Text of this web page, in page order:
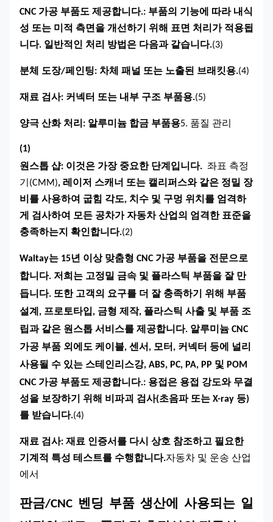
CNC 가공 부품도 제공합니다.: 부품의 기능에 따라 내식
성 또는 미적 측면을 개선하기 위해 표면 처리가 적용됩
니다. 일반적인 처리 방법은 다음과 같습니다.(3)
분체 도장/페인팅: 차체 패널 또는 노출된 브래킷용.(4)
재료 검사: 커넥터 또는 내부 구조 부품용.(5)
양극 산화 처리 : 알루미늄 합금 부품용5. 품질 관리
(1)
원스톱 샵: 이것은 가장 중요한 단계입니다. 좌표 측정
기(CMM), 레이저 스캐너 또는 캘리퍼스와 같은 정밀 장
비를 사용하여 굽힘 각도, 치수 및 구멍 위치를 엄격하
게 검사하여 모든 공차가 자동차 산업의 엄격한 표준을
충족하는지 확인합니다.(2)
Waltay는 15년 이상 맞춤형 CNC 가공 부품을 전문으로
합니다. 저희는 고정밀 금속 및 플라스틱 부품을 잘 만
듭니다. 또한 고객의 요구를 더 잘 충족하기 위해 부품
설계, 프로토타입, 금형 제작, 플라스틱 사출 및 부품 조
립과 같은 원스톱 서비스를 제공합니다. 알루미늄 CNC
가공 부품 외에도 케이블, 센서, 모터, 커넥터 등에 널리
사용될 수 있는 스테인리스강, ABS, PC, PA, PP 및 POM
CNC 가공 부품도 제공합니다.: 용접은 용접 강도와 무결
성을 보장하기 위해 비파괴 검사(초음파 또는 X-ray 등)
를 받습니다.(4)
재료 검사: 재료 인증서를 다시 상호 참조하고 필요한
기계적 특성 테스트를 수행합니다.자동차 및 운송 산업
에서
판금/CNC 벤딩 부품 생산에 사용되는 일